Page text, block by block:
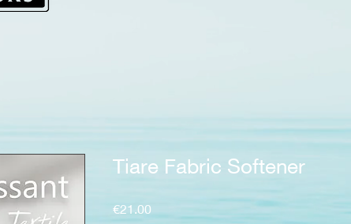
Tiare Fabric Softener
€21.00